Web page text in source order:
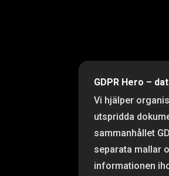
GDPR Hero –
Vi hjälper
utspridda
sammanhållet
separata mallar
informationen